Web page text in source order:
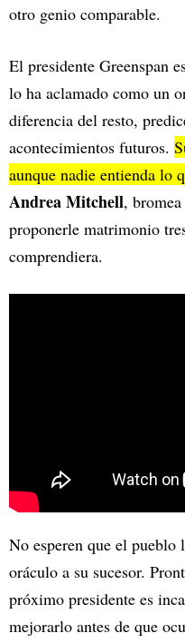
otro genio comparable.
El presidente Greenspan
lo ha aclamado como un
diferencia del resto,
acontecimientos futuros.
aunque nadie entienda lo
Andrea Mitchell,
proponerle matrimonio
comprendiera.
No esperen que el pueblo
oráculo a su sucesor.
próximo presidente es
mejorarlo antes de que